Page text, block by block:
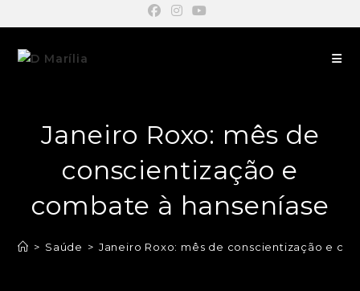
Janeiro Roxo: mês de
conscientização e
combate à hanseníase
> Saúde > Janeiro Roxo: mês de conscientização e